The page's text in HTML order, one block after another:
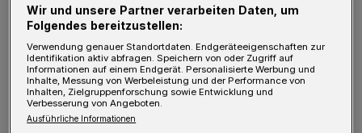
E s sei ein „historischer und wegweisender
Meilenstein für den Kinderschutz“ in
Wir und unsere Partner verarbeiten Daten, um
Folgendes bereitzustellen:
Verwendung genauer Standortdaten. Endgeräteeigenschaften zur
Identifikation aktiv abfragen. Speichern von oder Zugriff auf
Informationen auf einem Endgerät. Personalisierte Werbung und
Inhalte, Messung von Werbeleistung und der Performance von
Inhalten, Zielgruppenforschung sowie Entwicklung und
Verbesserung von Angeboten.
Ausführliche Informationen